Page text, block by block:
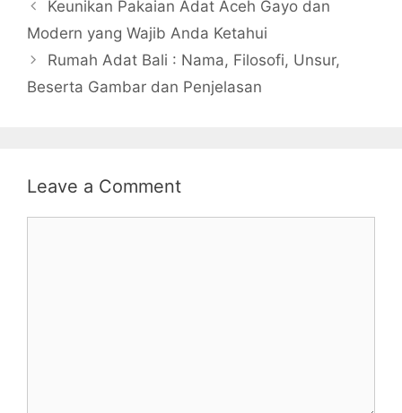
Keunikan Pakaian Adat Aceh Gayo dan
Modern yang Wajib Anda Ketahui
Rumah Adat Bali : Nama, Filosofi, Unsur,
Beserta Gambar dan Penjelasan
Leave a Comment